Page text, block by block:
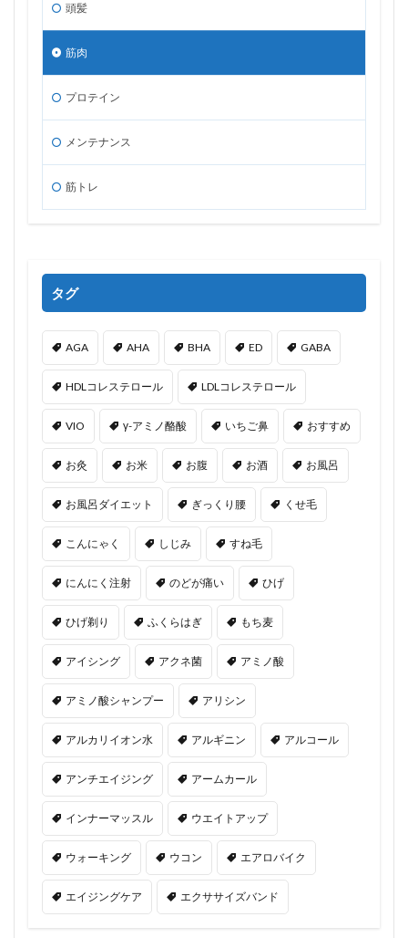
頭髪
筋肉
プロテイン
メンテナンス
筋トレ
タグ
AGA AHA BHA ED GABA
HDLコレステロール LDLコレステロール
VIO γ-アミノ酪酸 いちご鼻 おすすめ
お灸 お米 お腹 お酒 お風呂
お風呂ダイエット ぎっくり腰 くせ毛
こんにゃく しじみ すね毛
にんにく注射 のどが痛い ひげ
ひげ剃り ふくらはぎ もち麦
アイシング アクネ菌 アミノ酸
アミノ酸シャンプー アリシン
アルカリイオン水 アルギニン アルコール
アンチエイジング アームカール
インナーマッスル ウエイトアップ
ウォーキング ウコン エアロバイク
エイジングケア エクササイズバンド